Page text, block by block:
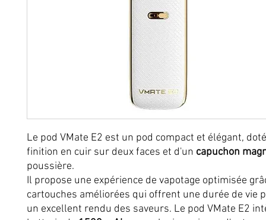
Le pod VMate E2 est un pod compact et élégant,
finition en cuir sur deux faces et d'un capuchon
poussière.
Il propose une expérience de vapotage optimisée
cartouches améliorées qui offrent une durée de vie
un excellent rendu des saveurs. Le pod VMate E2